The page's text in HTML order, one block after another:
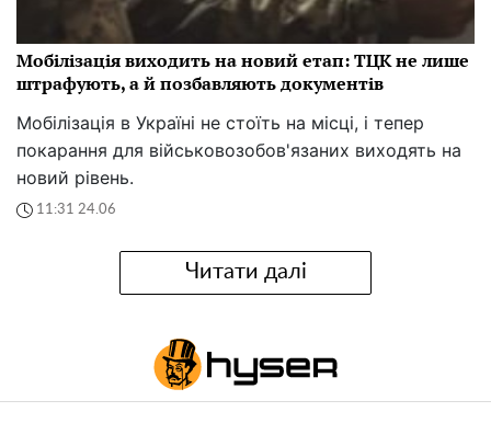
Мобілізація виходить на новий етап: ТЦК не лише
штрафують, а й позбавляють документів
Мобілізація в Україні не стоїть на місці, і тепер
покарання для військовозобов'язаних виходять на
новий рівень.
11:31 24.06
Читати далі